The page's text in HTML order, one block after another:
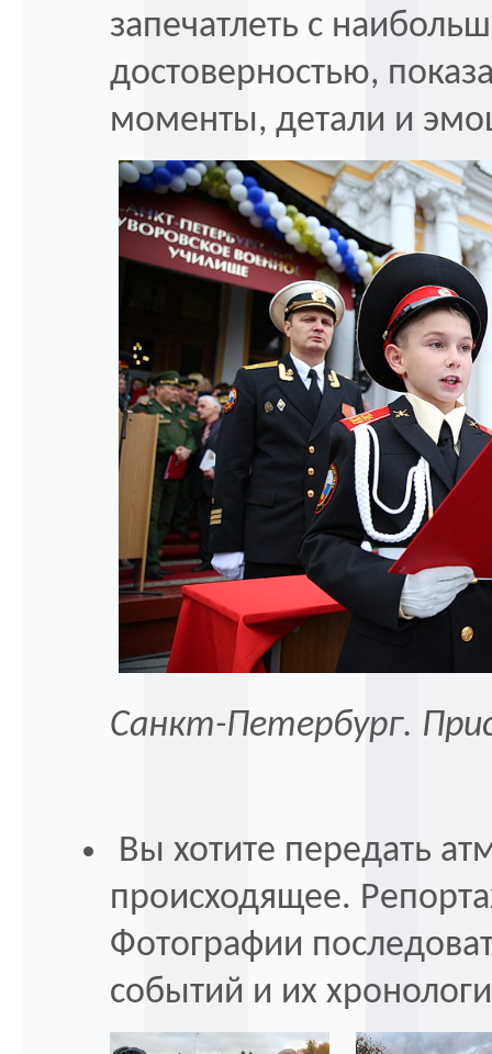
запечатлеть с
достоверностью,
моменты, детали и
Санкт-Петербург.
Вы хотите передать
происходящее.
Фотографии
событий и их